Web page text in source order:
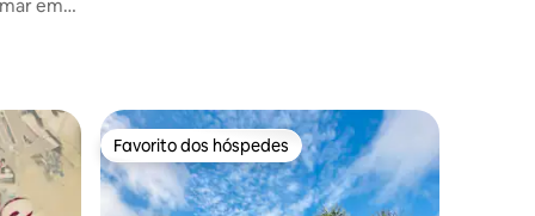
em
Favorito dos hóspedes
Favorito dos hóspedes